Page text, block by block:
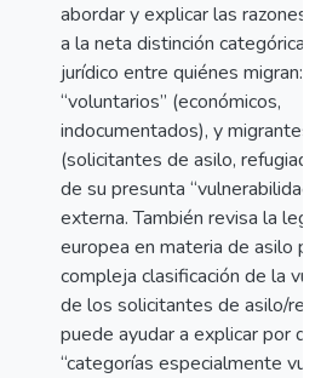
abordar y explicar las razones
a la neta distinción categórica
jurídico entre quiénes migran:
“voluntarios” (económicos,
indocumentados), y migrantes
(solicitantes de asilo,
de su presunta
externa. También revisa la
europea en materia de asilo
compleja clasificación de la
de los solicitantes de asilo/
puede ayudar a explicar por
“categorías especialmente